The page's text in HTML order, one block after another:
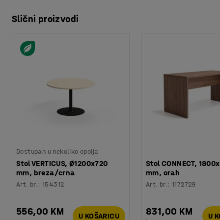
Slični proizvodi
Dostupan u nekoliko opcija
Stol VERTICUS, Ø1200x720
mm, breza/crna
Art. br.:154312
556,00 KM U KOŠARICU
Stol CONNECT,
mm, orah
Art. br.:1172729
831,00 KM U